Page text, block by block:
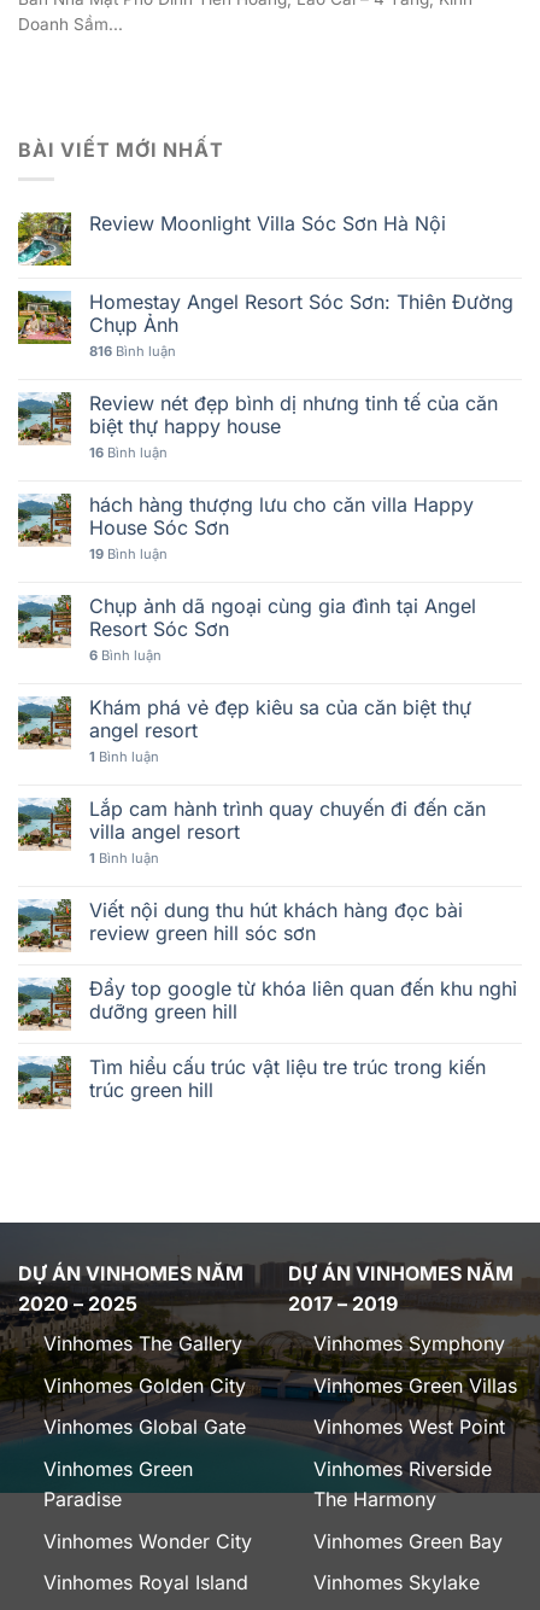
Doanh Sầm...
BÀI VIẾT MỚI NHẤT
Review Moonlight Villa Sóc Sơn Hà Nội
Homestay Angel Resort Sóc Sơn: Thiên Đường
Chụp Ảnh
816 Bình luận
Review nét đẹp bình dị nhưng tinh tế của căn
biệt thự happy house
16 Bình luận
hách hàng thượng lưu cho căn villa Happy
House Sóc Sơn
19 Bình luận
Chụp ảnh dã ngoại cùng gia đình tại Angel
Resort Sóc Sơn
6 Bình luận
Khám phá vẻ đẹp kiêu sa của căn biệt thự
angel resort
1 Bình luận
Lắp cam hành trình quay chuyến đi đến căn
villa angel resort
1 Bình luận
Viết nội dung thu hút khách hàng đọc bài
review green hill sóc sơn
Đẩy top google từ khóa liên quan đến khu nghỉ
dưỡng green hill
Tìm hiểu cấu trúc vật liệu tre trúc trong kiến
trúc green hill
DỰ ÁN VINHOMES NĂM
2020 – 2025
Vinhomes The Gallery
Vinhomes Golden City
Vinhomes Global Gate
Vinhomes Green
Paradise
Vinhomes Wonder City
Vinhomes Royal Island
DỰ ÁN VINHOMES NĂM
2017 – 2019
Vinhomes Symphony
Vinhomes Green Villas
Vinhomes West Point
Vinhomes Riverside
The Harmony
Vinhomes Green Bay
Vinhomes Skylake